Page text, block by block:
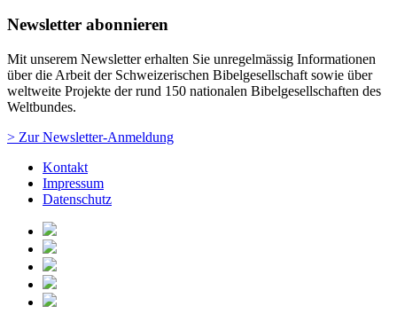
Newsletter abonnieren
Mit unserem Newsletter erhalten Sie unregelmässig Informationen
über die Arbeit der Schweizerischen Bibelgesellschaft sowie über
weltweite Projekte der rund 150 nationalen Bibelgesellschaften des
Weltbundes.
> Zur Newsletter-Anmeldung
Kontakt
Impressum
Datenschutz